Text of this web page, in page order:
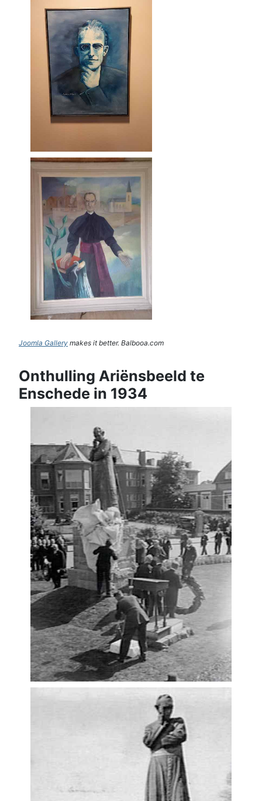
Joomla Gallery makes it better. Balbooa.com
Onthulling Ariënsbeeld te
Enschede in 1934